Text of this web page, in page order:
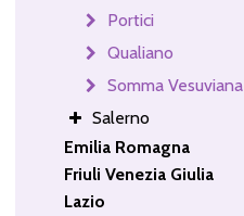
Portici
Qualiano
Somma Vesuviana
Salerno
Emilia Romagna
Friuli Venezia Giulia
Lazio